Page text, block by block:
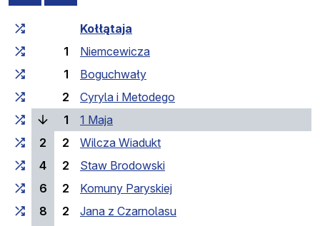
Czas przejazdu narastająco
Kołłątaja
1
Niemcewicza
1
Boguchwały
2
Cyryla i Metodego
1
1 Maja
2
2
Wilcza Wiadukt
4
2
Staw Brodowski
6
2
Komuny Paryskiej
8
2
Jana z Czarnolasu